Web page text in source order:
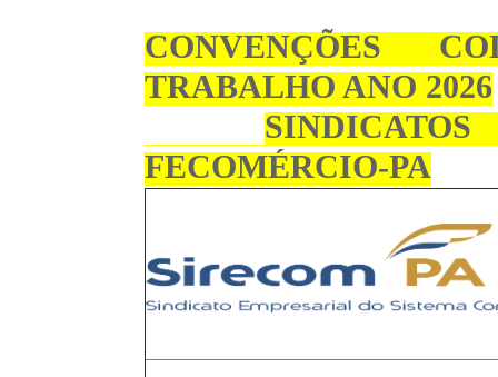
CONVENÇÕES
TRABALHO ANO 2026
FECOMÉRCIO-PA